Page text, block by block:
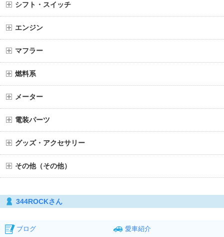
シフト・スイッチ
エンジン
マフラー
燃料系
メーター
電装パーツ
グッズ・アクセサリー
その他（その他）
344ROCKさん
ブログ
愛車紹介